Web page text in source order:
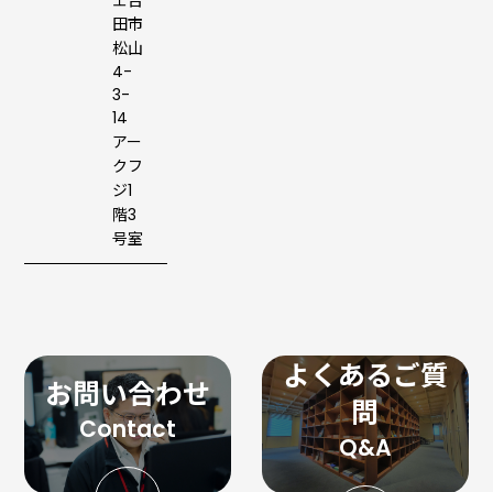
田市
松山
4-
3-
14
アー
クフ
ジ1
階3
号室
お問い合わせ
よくあるご質
問